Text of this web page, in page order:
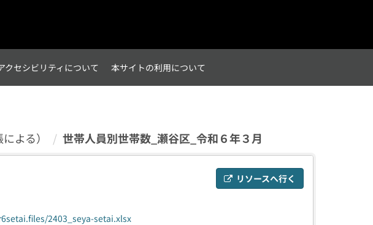
クセシビリティについて 本サイトの利用について
よる） 世帯人員別世帯数_瀬谷区_令和６年３月
リソースへ行く
2403_seya-setai.xlsx